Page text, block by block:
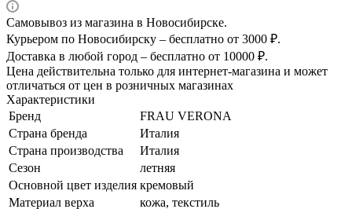
Самовывоз из магазина в Новосибирске.
Курьером по Новосибирску – бесплатно от 3000 ₽.
Доставка в любой город – бесплатно от 10000 ₽.
Цена действительна только для интернет-магазина и может
отличаться от цен в розничных магазинах
Характеристики
Бренд
FRAU VERONA
Страна бренда
Италия
Страна производства
Италия
Сезон
летняя
Основной цвет изделия кремовый
Материал верха
кожа, текстиль